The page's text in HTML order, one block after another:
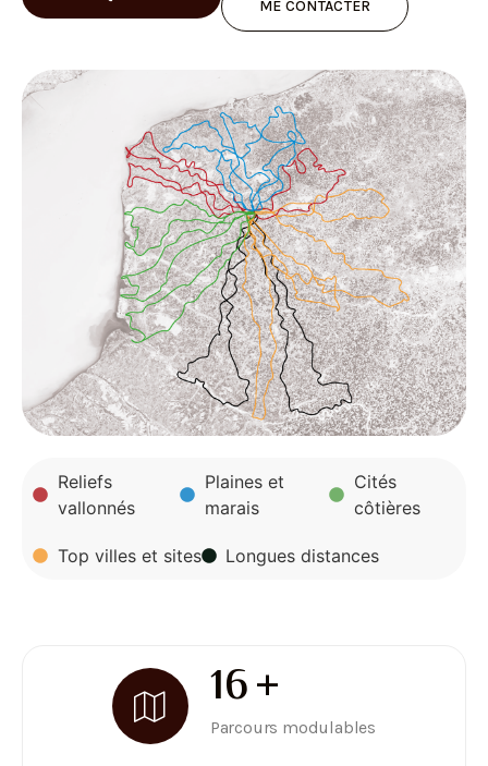
Reliefs
vallonnés
Plaines et
marais
Cités
côtières
Top villes et sites Longues distances
ME CONTACTER
19+
Parcours modulables